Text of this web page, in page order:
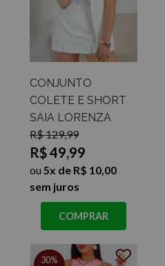
CONJUNTO
COLETE E SHORT
SAIA LORENZA
R$ 129,99
R$ 49,99
ou 5x de R$ 10,00
sem juros
COMPRAR
30%